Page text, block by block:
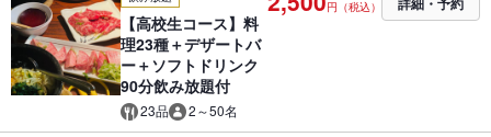
【高校生コース】料
理23種＋デザートバ
ー＋ソフトドリンク
90分飲み放題付
23品 2～50名
円（税込）